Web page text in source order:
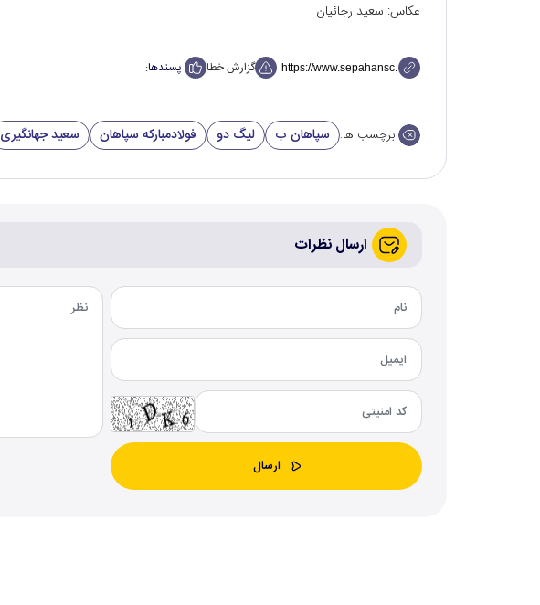
عکاس: سعید رجائیان
گزارش خطا پسندها:
برچسب ها: سپاهان ب لیگ دو فولادمبارکه سپاهان سعید جهانگیری
ارسال نظرات